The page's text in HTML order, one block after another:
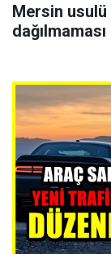
Mersin